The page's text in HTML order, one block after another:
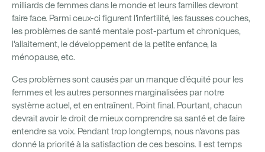
milliards de femmes dans le monde et leurs familles devront
faire face. Parmi ceux-ci figurent l'infertilité, les fausses couches,
les problèmes de santé mentale post-partum et chroniques,
l'allaitement, le développement de la petite enfance, la
ménopause, etc.
Ces problèmes sont causés par un manque d'équité pour les
femmes et les autres personnes marginalisées par notre
système actuel, et en entraînent. Point final. Pourtant, chacun
devrait avoir le droit de mieux comprendre sa santé et de faire
entendre sa voix. Pendant trop longtemps, nous n'avons pas
donné la priorité à la satisfaction de ces besoins. Il est temps